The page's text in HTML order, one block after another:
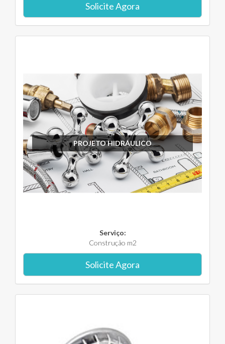
Solicite Agora
PROJETO HIDRÁULICO
Serviço:
Construção m2
Solicite Agora